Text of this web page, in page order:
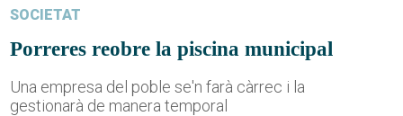
SOCIETAT
Porreres reobre la piscina municipal
Una empresa del poble se'n farà càrrec i la
gestionarà de manera temporal